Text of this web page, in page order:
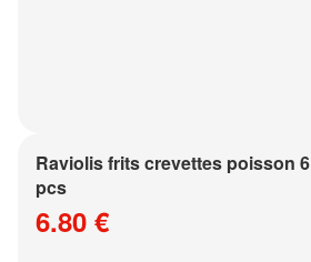
Raviolis frits crevettes poisson 6
pcs
6.80 €